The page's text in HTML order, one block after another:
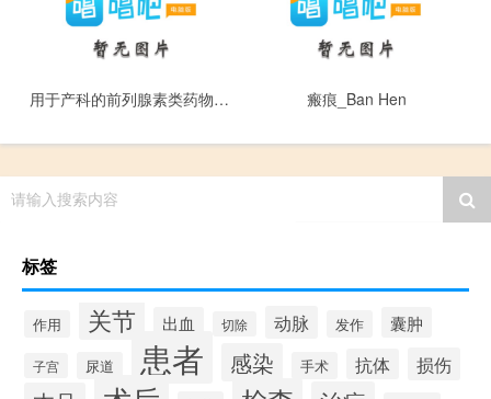
用于产科的前列腺素类药物_Yong Yu Chan Ke De Qian Lie Xian Su Lei Yao Wu 瘢痕_Ban Hen
请输入搜索内容
标签
作用 关节 出血 切除 动脉 发作 囊肿
子宫 尿道 患者 感染 手术 抗体 损伤